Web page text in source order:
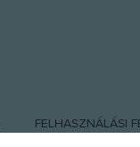
FELHASZNÁLÁSI